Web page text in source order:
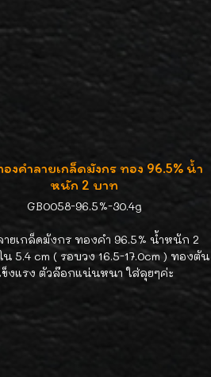
งคำลายเกล็ดมังกร ทอง 96.5% น้ำ
หนัก 2 บาท
GB0058-96.5%-30.4g
ายเกล็ดมังกร ทองคำ 96.5% น้ำหนัก 2
น 5.4 cm ( รอบวง 16.5-17.0cm ) ทองตัน
งแรง ตัวล๊อกแน่นหนา ใส่ลุยๆค่ะ